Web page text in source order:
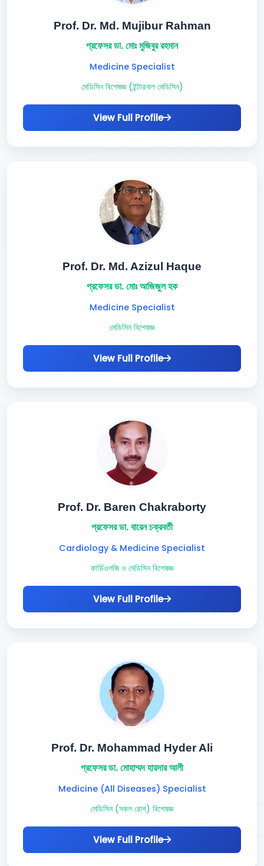
Prof. Dr. Md. Mujibur Rahman
প্রফেসর ডা. মোঃ মুজিবুর রহমান
Medicine Specialist
মেডিসিন বিশেষজ্ঞ (ইন্টারনাল মেডিসিন)
View Full Profile
Prof. Dr. Md. Azizul Haque
প্রফেসর ডা. মোঃ আজিজুল হক
Medicine Specialist
মেডিসিন বিশেষজ্ঞ
View Full Profile
Prof. Dr. Baren Chakraborty
প্রফেসর ডা. বারেন চক্রবর্তী
Cardiology & Medicine Specialist
কার্ডিওলজি ও মেডিসিন বিশেষজ্ঞ
View Full Profile
Prof. Dr. Mohammad Hyder Ali
প্রফেসর ডা. মোহাম্মদ হায়দার আলী
Medicine (All Diseases) Specialist
মেডিসিন (সকল রোগ) বিশেষজ্ঞ
View Full Profile